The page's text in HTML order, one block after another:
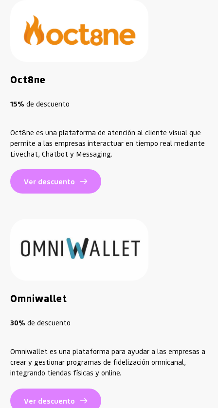
Oct8ne
15% de descuento
Oct8ne es una plataforma de atención al cliente visual que
permite a las empresas interactuar en tiempo real mediante
Livechat, Chatbot y Messaging.
Ver descuento
Omniwallet
30% de descuento
Omniwallet es una plataforma para ayudar a las empresas a
crear y gestionar programas de fidelización omnicanal,
integrando tiendas físicas y online.
Ver descuento